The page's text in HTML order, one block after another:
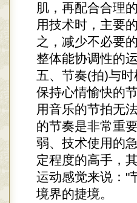
肌，再配合合理
用技术时，主要
之，减少不必要
整体能协调性的
五、节奏(拍)与
保持心情愉快的
用音乐的节拍无
的节奏是非常重
弱、技术使用的
定程度的高手，
运动感觉来说："
境界的捷境。